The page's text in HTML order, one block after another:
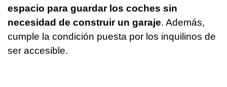
espacio para guardar los coches sin
necesidad de construir un garaje. Además,
cumple la condición puesta por los inquilinos de
ser accesible.